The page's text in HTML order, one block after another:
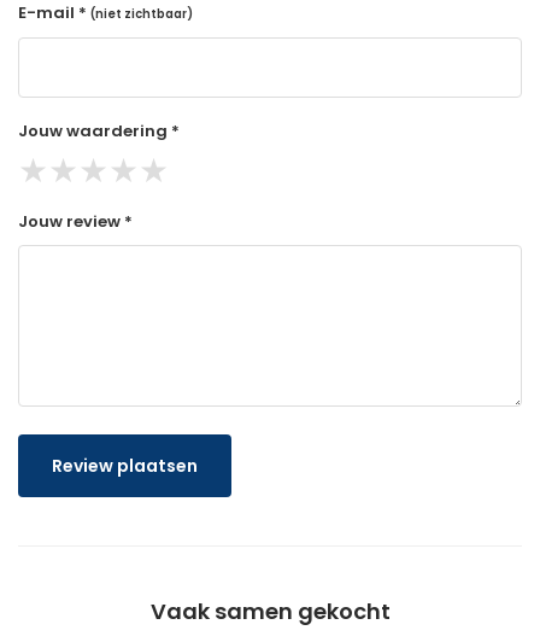
E-mail * (niet zichtbaar)
Jouw waardering *
★★★★★
Jouw review *
Review plaatsen
Vaak samen gekocht